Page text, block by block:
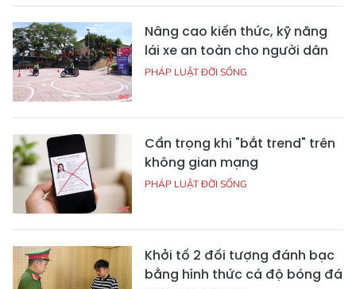
Nâng cao kiến thức, kỹ năng
lái xe an toàn cho người dân
PHÁP LUẬT ĐỜI SỐNG
Cẩn trọng khi "bắt trend" trên
không gian mạng
PHÁP LUẬT ĐỜI SỐNG
Khởi tố 2 đối tượng đánh bạc
bằng hình thức cá độ bóng đá